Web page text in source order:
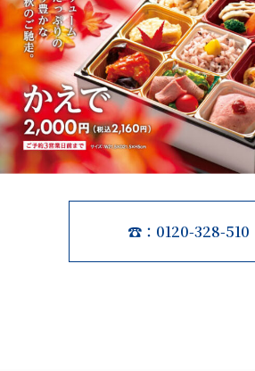
☎：0120-328-510